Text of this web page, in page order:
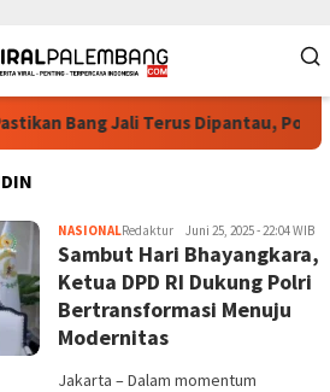
Bang Jali Terus Dipantau,
NASIONALRedaktur Juni 25, 2025 - 22:04 WIB
Sambut Hari Bhayangkara,
Ketua DPD RI Dukung Polri
Bertransformasi Menuju
Modernitas
Jakarta – Dalam momentum